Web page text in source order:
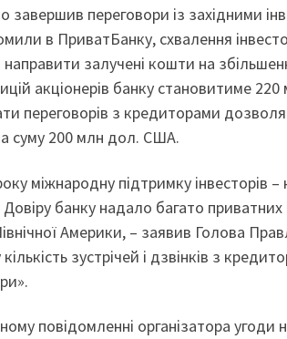
завершив переговори із західними
в ПриватБанку, схвалення
залучені кошти на
акціонерів банку становитиме
переговорів з кредиторами
суму 200 млн дол. США.
міжнародну підтримку інвесторів
банку надало багато
Америки, – заявив Голова
зустрічей і дзвінків з
повідомленні організатора